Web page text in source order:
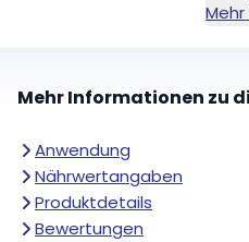
Mehr Informationen zu
Anwendung
Nährwertangaben
Produktdetails
Bewertungen